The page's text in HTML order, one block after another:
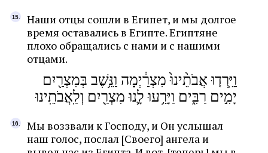
Наши отцы сошли в Египет, и мы долгое
время оставались в Египте. Египтяне
плохо обращались с нами и с нашими
отцами.
וַיֵּֽרְד֤וּ אֲבֹתֵ֨ינוּ֙ מִצְרַ֔יְמָה וַנֵּ֥שֶׁב בְּמִצְרַ֖יִם
יָמִ֣ים רַבִּ֑ים וַיָּרֵ֥עוּ לָ֛נוּ מִצְרַ֖יִם וְלַֽאֲבֹתֵֽינוּ
Мы воззвали к Господу, и Он услышал
наш голос, послал [Своего] ангела и